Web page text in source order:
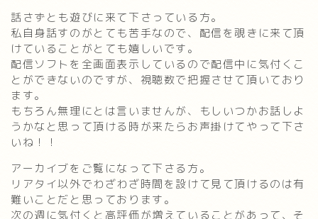
話さずとも遊びに来て下さっている方。
私自身話すのがとても苦手なので、配信を覗きに来て頂
けていることがとても嬉しいです。
配信ソフトを全画面表示しているので配信中に気付くこ
とができないのですが、視聴数で把握させて頂いており
ます。
もちろん無理にとは言いませんが、もしいつかお話しよ
うかなと思って頂ける時が来たらお声掛けてやって下さ
いね！！
アーカイブをご覧になって下さる方。
リアタイ以外でわざわざ時間を設けて見て頂けるのは有
難いことだと思っております。
次の週に気付くと高評価が増えていることがあって、そ